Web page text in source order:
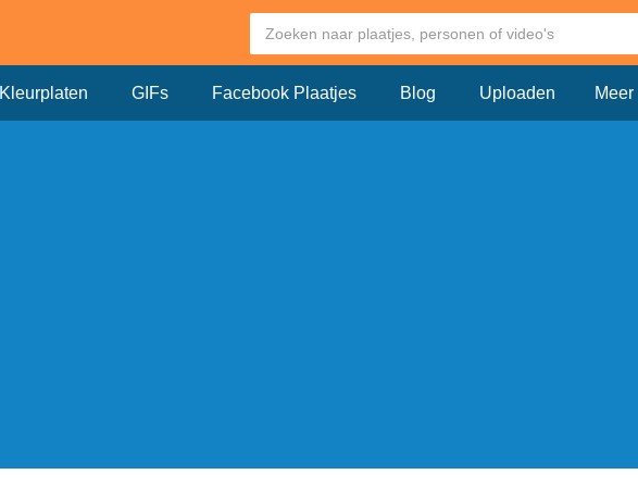
Kleurplaten GIFs Facebook Plaatjes Blog Uploaden Meer